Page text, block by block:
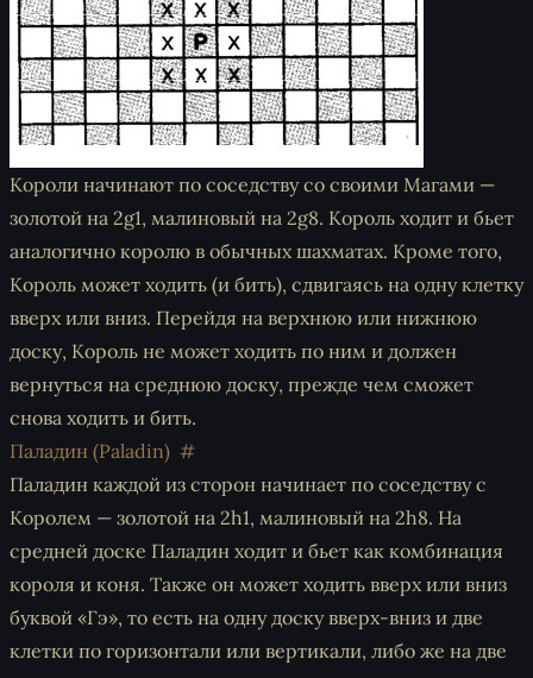
Короли начинают по соседству со своими Магами —
золотой на 2g1, малиновый на 2g8. Король ходит и бьет
аналогично королю в обычных шахматах. Кроме того,
Король может ходить (и бить), сдвигаясь на одну клетку
вверх или вниз. Перейдя на верхнюю или нижнюю
доску, Король не может ходить по ним и должен
вернуться на среднюю доску, прежде чем сможет
снова ходить и бить.
Паладин (Paladin)
Паладин каждой из сторон начинает по соседству с
Королем — золотой на 2h1, малиновый на 2h8. На
средней доске Паладин ходит и бьет как комбинация
короля и коня. Также он может ходить вверх или вниз
буквой «Гэ», то есть на одну доску вверх-вниз и две
клетки по горизонтали или вертикали, либо же на две